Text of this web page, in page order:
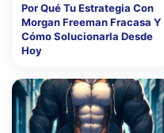
Por Qué Tu Estrategia Con
Morgan Freeman Fracasa Y
Cómo Solucionarla Desde
Hoy